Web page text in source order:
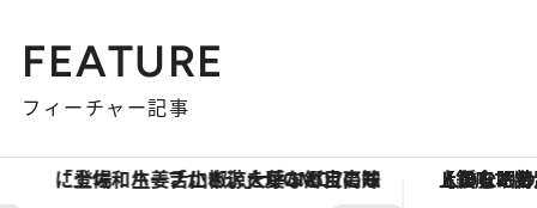
FEATURE
フィーチャー記事
「土佐和ハーブかき氷」がOMO7高知に登場！生姜、山椒、大葉など目にも舌にも涼を呼ぶ郷土の味 【銀座で出合う最旬美容】美髪ケアや上質